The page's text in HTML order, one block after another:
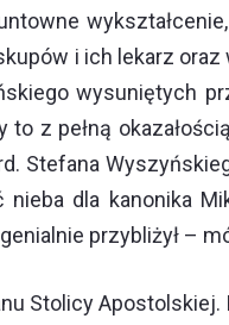
i ich lekarz
wysuniętych
to z pełną
Stefana
dla kanonika
przybliżył –
Stolicy